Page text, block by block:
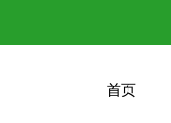
首页